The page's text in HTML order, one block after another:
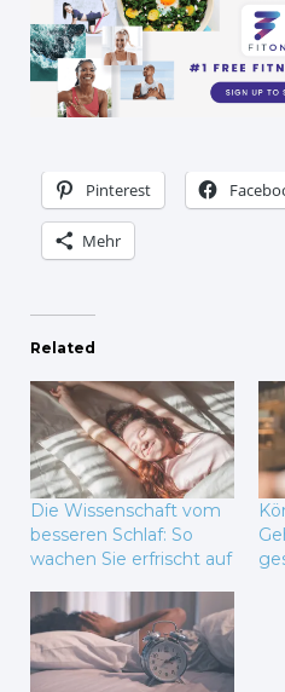
Pinterest
Mehr
Related
Die Wissenschaft vom
besseren Schlaf: So
wachen Sie erfrischt auf